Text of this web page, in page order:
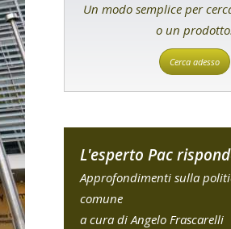
Un modo semplice per
o un
Cerca adesso
L'esperto Pac
Approfondimenti sulla
comune
a cura di Angelo Frascarelli